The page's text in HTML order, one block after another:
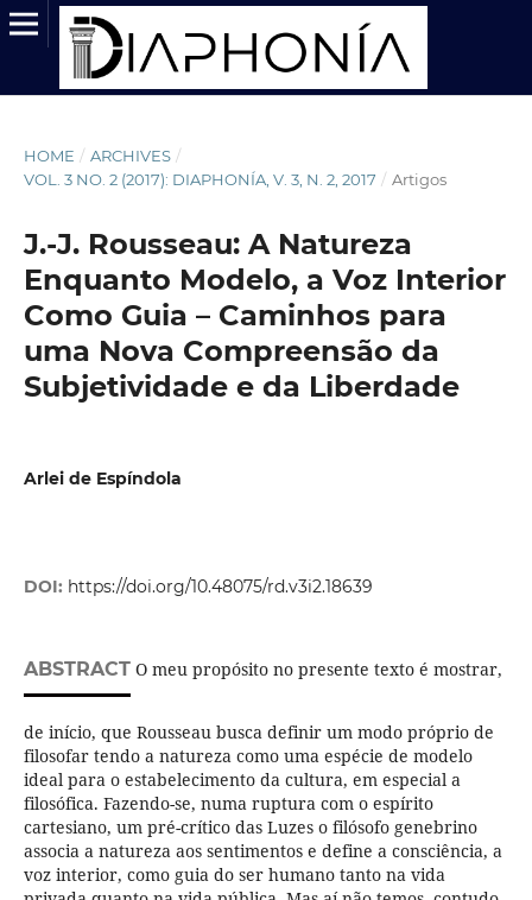
HOME / ARCHIVES /
VOL. 3 NO. 2 (2017): DIAPHONÍA, V. 3, N. 2, 2017 / Artigos
J.-J. Rousseau: A Natureza
Enquanto Modelo, a Voz Interior
Como Guia – Caminhos para
uma Nova Compreensão da
Subjetividade e da Liberdade
Arlei de Espíndola
DOI: https://doi.org/10.48075/rd.v3i2.18639
ABSTRACTO meu propósito no presente texto é mostrar,
de início, que Rousseau busca definir um modo próprio de
filosofar tendo a natureza como uma espécie de modelo
ideal para o estabelecimento da cultura, em especial a
filosófica. Fazendo-se, numa ruptura com o espírito
cartesiano, um pré-crítico das Luzes o filósofo genebrino
associa a natureza aos sentimentos e define a consciência, a
voz interior, como guia do ser humano tanto na vida